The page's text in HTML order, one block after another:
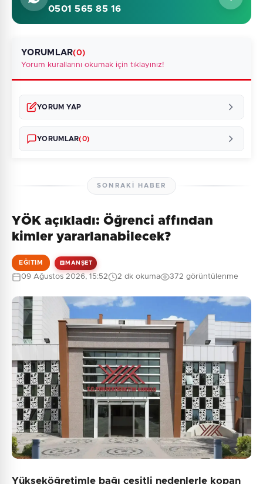
0501 565 85 16
YORUMLAR(0)
Yorum kurallarını okumak için tıklayınız!
YORUM YAP
Güvenlik Sorusu:
3 + 6 = ?
Gönder
YORUMLAR(0)
Henüz yorum yapılmamış. İlk yorumu siz yapın!
SONRAKI HABER
YÖK açıkladı: Öğrenci affından
kimler yararlanabilecek?
EĞITIM MANŞET
09 Ağustos 2026, 15:52 2 dk okuma 372 görüntülenme
Yükseköğretimle bağı çeşitli nedenlerle kopan